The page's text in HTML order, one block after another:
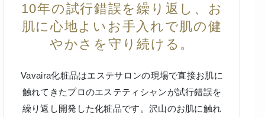
10年の試行錯誤を繰り返し、お
肌に心地よいお手入れで肌の健
やかさを守り続ける。
Vavaira化粧品はエステサロンの現場で直接お肌に
触れてきたプロのエステティシャンが試行錯誤を
繰り返し開発した化粧品です。沢山のお肌に触れ